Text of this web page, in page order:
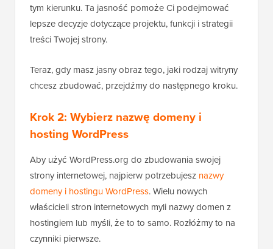
tym kierunku. Ta jasność pomoże Ci podejmować
lepsze decyzje dotyczące projektu, funkcji i strategii
treści Twojej strony.
Teraz, gdy masz jasny obraz tego, jaki rodzaj witryny
chcesz zbudować, przejdźmy do następnego kroku.
Krok 2: Wybierz nazwę domeny i
hosting WordPress
Aby użyć WordPress.org do zbudowania swojej
strony internetowej, najpierw potrzebujesz nazwy
domeny i hostingu WordPress. Wielu nowych
właścicieli stron internetowych myli nazwy domen z
hostingiem lub myśli, że to to samo. Rozłóżmy to na
czynniki pierwsze.